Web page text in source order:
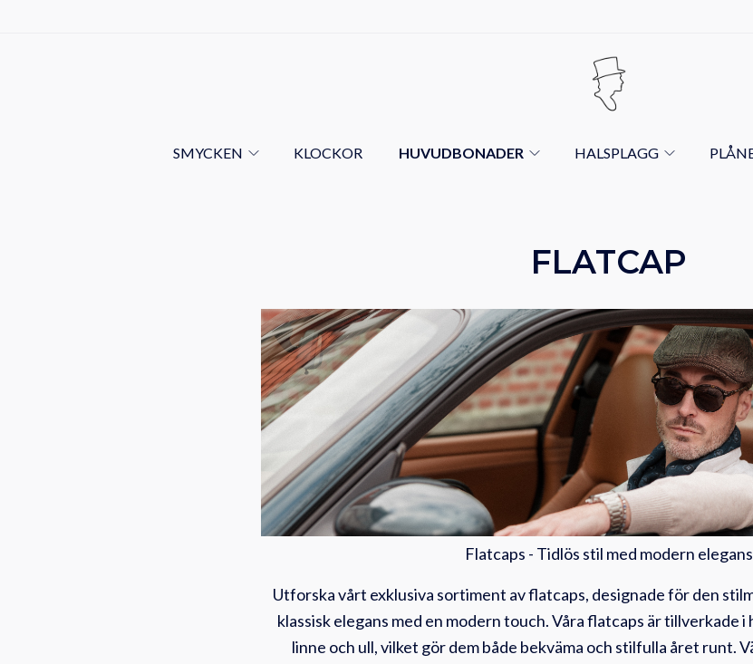
SMYCKEN KLOCKOR HUVUDBONADER HALSPLAGG
FLATCAP
Flatcaps - Tidlös stil med modern elegans
Utforska vårt exklusiva sortiment av flatcaps, designade för den
klassisk elegans med en modern touch. Våra flatcaps är tillverkade
linne och ull, vilket gör dem både bekväma och stilfulla året runt.